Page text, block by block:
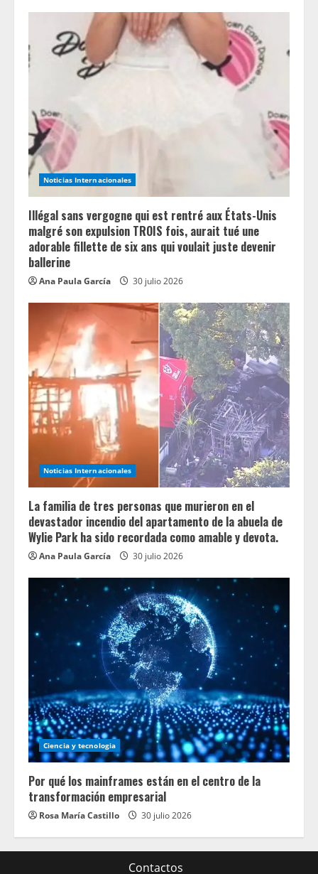
Noticias Internacionales
Illégal sans vergogne qui est rentré aux États-Unis
malgré son expulsion TROIS fois, aurait tué une
adorable fillette de six ans qui voulait juste devenir
ballerine
Ana Paula García 30 julio 2026
Noticias Internacionales
La familia de tres personas que murieron en el
devastador incendio del apartamento de la abuela de
Wylie Park ha sido recordada como amable y devota.
Ana Paula García 30 julio 2026
Ciencia y tecnologia
Por qué los mainframes están en el centro de la
transformación empresarial
Rosa María Castillo 30 julio 2026
Contactos